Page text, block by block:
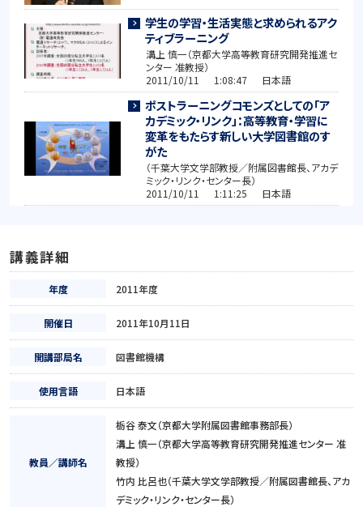
学生の学習・生活実態と求められるアク
ティブラーニング
溝上 慎一（京都大学高等教育研究開発推進セ
ンター 准教授）
2011/10/11 1:08:47 日本語
ポストラーニングコモンズとしての「ア
カデミック・リンク」：高等教育・学習に
変革をもたらす新しい大学図書館のす
がた
（千葉大学文学部教授／附属図書館長、アカデ
ミック・リンク・センター長）
2011/10/11 1:11:25 日本語
講義詳細
年度 2011年度
開催日 2011年10月11日
開講部局名 図書館機構
使用言語 日本語
教員／講師名
栃谷 泰文（京都大学附属図書館事務部長）
溝上 慎一（京都大学高等教育研究開発推進センター 准
教授）
竹内 比呂也（千葉大学文学部教授／附属図書館長、アカ
デミック・リンク・センター長）